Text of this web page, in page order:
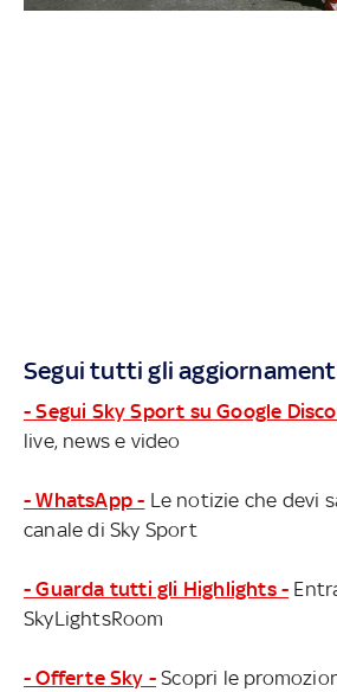
Segui tutti gli
- Segui Sky Sport su Google
live, news e video
- WhatsApp - Le notizie che devi
canale di Sky Sport
- Guarda tutti gli Highlights -
SkyLightsRoom
- Offerte Sky - Scopri le